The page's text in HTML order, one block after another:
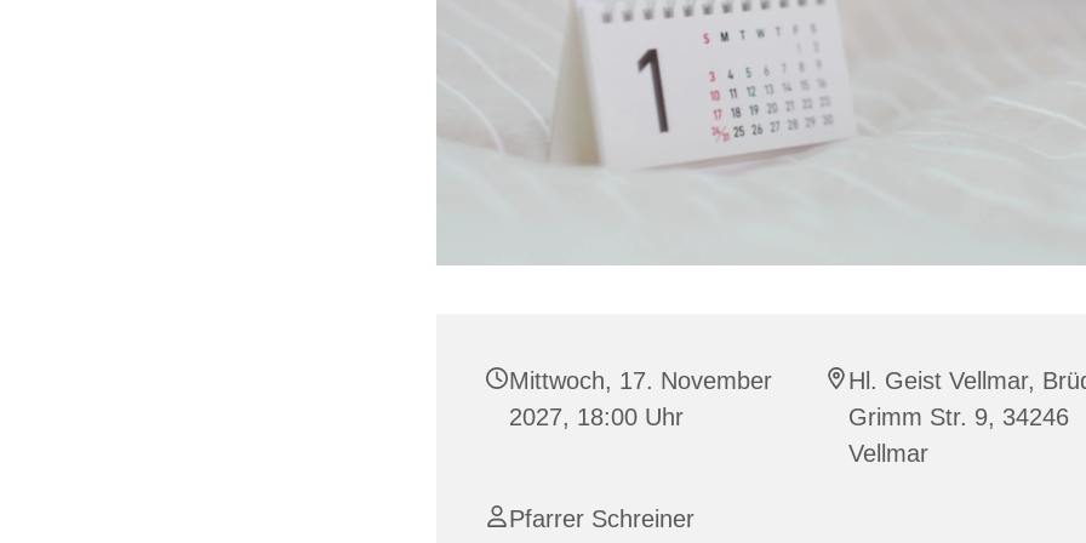
Mittwoch, 17. November
2027, 18:00 Uhr
Hl. Geist Vellmar,
Grimm Str. 9, 34246
Vellmar
Pfarrer Schreiner